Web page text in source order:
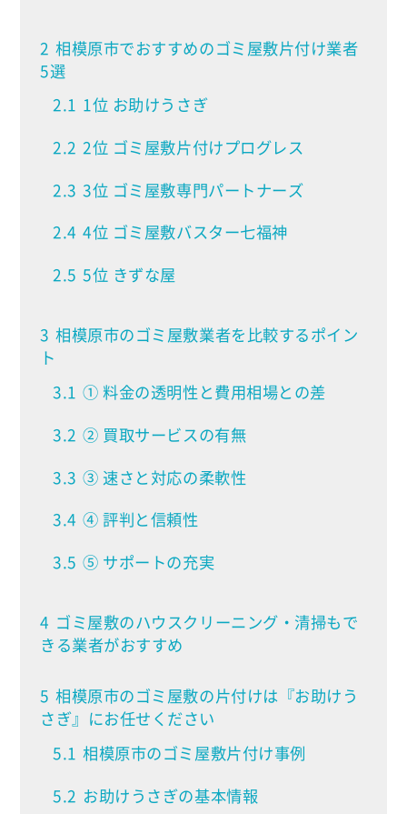
2 相模原市でおすすめのゴミ屋敷片付け業者
5選
2.1 1位 お助けうさぎ
2.2 2位 ゴミ屋敷片付けプログレス
2.3 3位 ゴミ屋敷専門パートナーズ
2.4 4位 ゴミ屋敷バスター七福神
2.5 5位 きずな屋
3 相模原市のゴミ屋敷業者を比較するポイン
ト
3.1 ① 料金の透明性と費用相場との差
3.2 ② 買取サービスの有無
3.3 ③ 速さと対応の柔軟性
3.4 ④ 評判と信頼性
3.5 ⑤ サポートの充実
4 ゴミ屋敷のハウスクリーニング・清掃もで
きる業者がおすすめ
5 相模原市のゴミ屋敷の片付けは『お助けう
さぎ』にお任せください
5.1 相模原市のゴミ屋敷片付け事例
5.2 お助けうさぎの基本情報